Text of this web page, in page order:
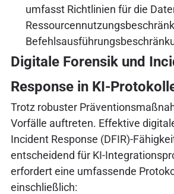
umfasst Richtlinien für die
Digitale Forensik und
Response in KI-
Trotz robuster
Vorfälle auftreten. Effektive
Incident Response (DFIR)-
entscheidend für KI-
erfordert eine umfassende
einschließlich: